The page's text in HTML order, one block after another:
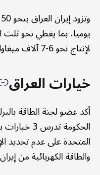
يوميا، بما يغطي نحو ثلث
لإنتاج نحو 6-7 آلاف ميغاواط من الكهرباء.
خيارات العراق
أكد عضو لجنة الطاقة
الحكومة
المتحدة على عدم تجديد
والطاقة الكهربائية من